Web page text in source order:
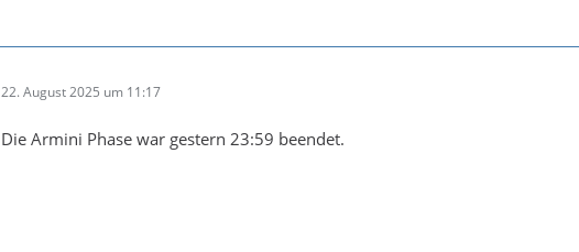
22. August 2025 um 11:17
Die Armini Phase war gestern 23:59 beendet.